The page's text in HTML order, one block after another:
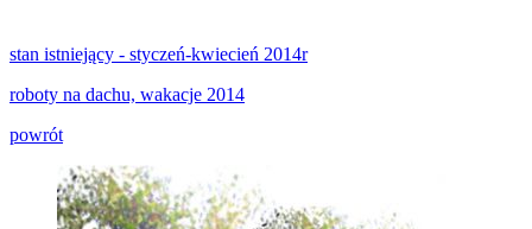
stan istniejący - styczeń-kwiecień 2014r
roboty na dachu, wakacje 2014
powrót